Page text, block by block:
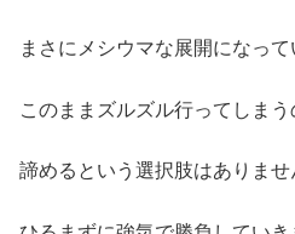
まさにメシウマな展開になって
このままズルズル行ってしま
諦めるという選択肢はありませ